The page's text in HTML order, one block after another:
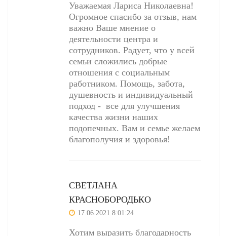
Уважаемая Лариса Николаевна!
Огромное спасибо за отзыв, нам
важно Ваше мнение о
деятельности центра и
сотрудников. Радует, что у всей
семьи сложились добрые
отношения с социальным
работником. Помощь, забота,
душевность и индивидуальный
подход - все для улучшения
качества жизни наших
подопечных. Вам и семье желаем
благополучия и здоровья!
СВЕТЛАНА
КРАСНОБОРОДЬКО
17.06.2021 8:01:24
Хотим выразить благодарность